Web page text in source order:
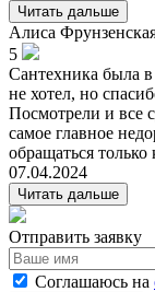
Читать дальше
Алиса
5
Сантехника была
не хотел, но
Посмотрели и все
самое главное
обращаться
07.04.2024
Читать дальше
Отправить заявку
Соглашаюсь на